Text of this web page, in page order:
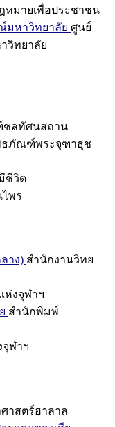
หมายเพื่อประชาชน
มหาวิทยาลัย ศูนย์
วิทยาลัย
ลทัศนสถาน
ภัณฑ์พระจุฑาธุช
ชีวิต
พร
าง) สำนักงานวิทย
ห่งจุฬาฯ
สำนักพิมพ์
ฬาฯ
าสตร์ฮาลาล